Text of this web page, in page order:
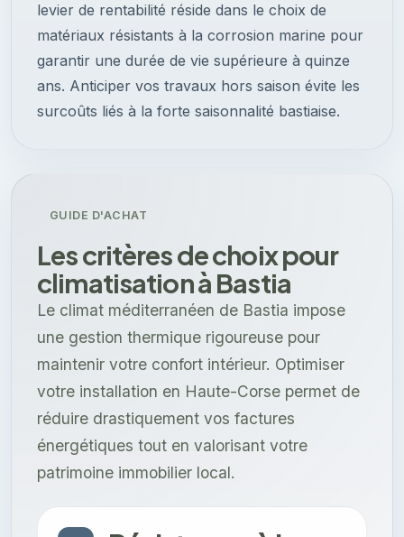
levier de rentabilité réside dans le choix de
matériaux résistants à la corrosion marine pour
garantir une durée de vie supérieure à quinze
ans. Anticiper vos travaux hors saison évite les
surcoûts liés à la forte saisonnalité bastiaise.
GUIDE D'ACHAT
Les critères de choix pour
climatisation à Bastia
Le climat méditerranéen de Bastia impose
une gestion thermique rigoureuse pour
maintenir votre confort intérieur. Optimiser
votre installation en Haute-Corse permet de
réduire drastiquement vos factures
énergétiques tout en valorisant votre
patrimoine immobilier local.